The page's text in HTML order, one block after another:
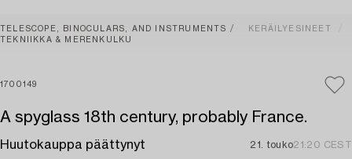
TELESCOPE, BINOCULARS, AND INSTRUMENTS
KERÄILYESINEET
TEKNIIKKA & MERENKULKU
1700149
A spyglass 18th century, probably France.
Huutokauppa päättynyt 21. touko21:20 CEST